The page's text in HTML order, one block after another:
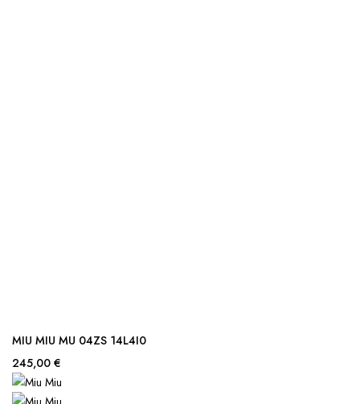
MIU MIU MU 04ZS 14L4I0
245,00 €